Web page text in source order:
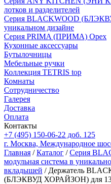
лотков и разделителей
Серия BLACKWOOD
уникальном дизайне
Серия PRIMA (ПРИМА) Орех
Кухонные аксессуары
Бутылочницы
Мебельные ручки
Коллекция TETRIS top
Комнаты
Сотрудничество
Галерея
Доставка
Оплата
Контакты
+7 (495) 150-06-22 доб. 125
г. Москва, Международное
Главная /Каталог /Серия
модульная система в
вкладышей / Держатель
(БЛЭКВУД ХОРАЙЗОН) для